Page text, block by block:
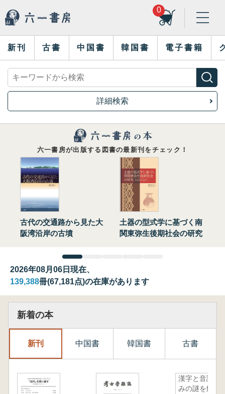
0
新刊 古書 中国書 韓国書 電子書籍
詳細検索
六一書房が出版する図書の最新刊をチェック！
古代の交通路から見た大
阪湾沿岸の古墳
土器の型式学に基づく南
関東弥生後期社会の研究
2026年08月06日現在、
139,388冊(67,181点)の在庫があります
新着の本
新刊 中国書 韓国書 古書
漢字と音読
みの謎を解